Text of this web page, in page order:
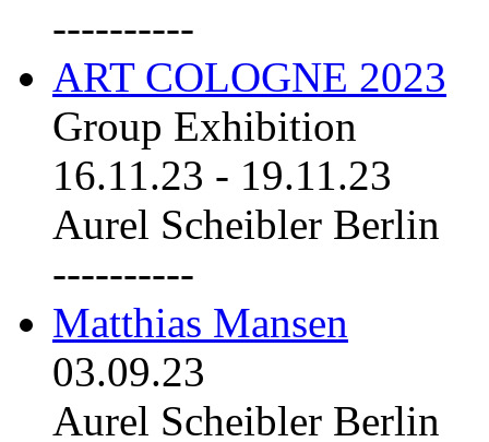
----------
ART COLOGNE 2023
Group Exhibition
16.11.23 - 19.11.23
Aurel Scheibler Berlin
----------
Matthias Mansen
03.09.23
Aurel Scheibler Berlin